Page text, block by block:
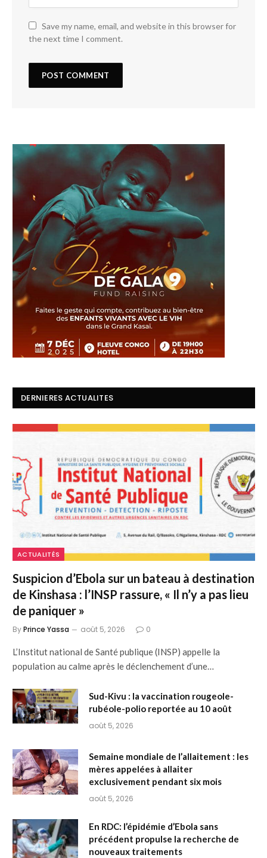
Save my name, email, and website in this browser for
the next time I comment.
DERNIERES ACTUALITES
ACTUALITÉS
Suspicion d’Ebola sur un bateau à destination
de Kinshasa : l’INSP rassure, « Il n’y a pas lieu
de paniquer »
ByPrince Yassa août 5, 2026 0
L’Institut national de Santé publique (INSP) appelle la
population au calme après le déclenchement d’une…
Sud-Kivu : la vaccination rougeole-
rubéole-polio reportée au 10 août
août 5, 2026
Semaine mondiale de l’allaitement : les
mères appelées à allaiter
exclusivement pendant six mois
août 5, 2026
En RDC: l’épidémie d’Ebola sans
précédent propulse la recherche de
nouveaux traitements